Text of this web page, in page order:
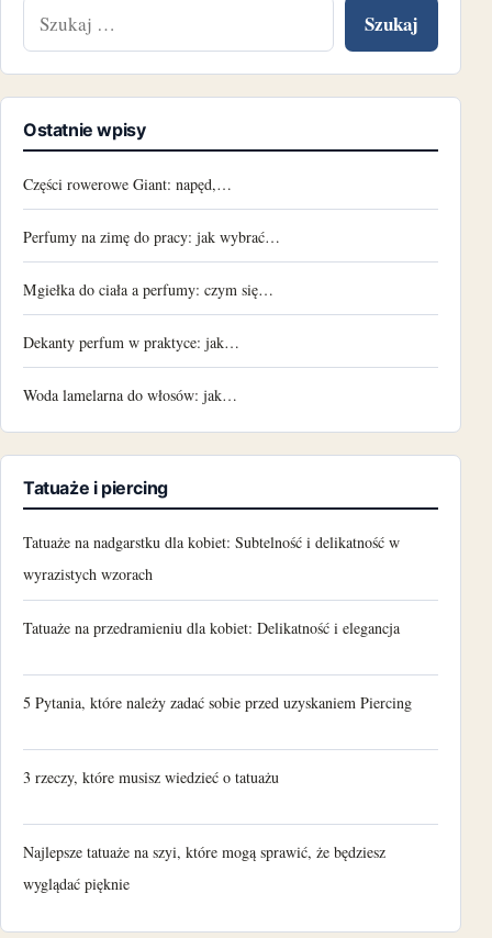
Ostatnie wpisy
Części rowerowe Giant: napęd,…
Perfumy na zimę do pracy: jak wybrać…
Mgiełka do ciała a perfumy: czym się…
Dekanty perfum w praktyce: jak…
Woda lamelarna do włosów: jak…
Tatuaże i piercing
Tatuaże na nadgarstku dla kobiet: Subtelność i delikatność w
wyrazistych wzorach
Tatuaże na przedramieniu dla kobiet: Delikatność i elegancja
5 Pytania, które należy zadać sobie przed uzyskaniem Piercing
3 rzeczy, które musisz wiedzieć o tatuażu
Najlepsze tatuaże na szyi, które mogą sprawić, że będziesz
wyglądać pięknie